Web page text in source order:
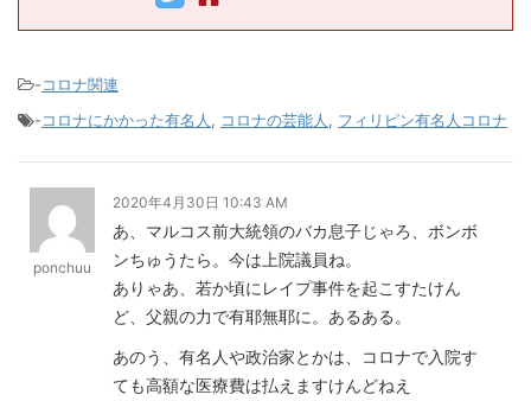
-コロナ関連
-コロナにかかった有名人 , コロナの芸能人 , フィリピン有名人コロナ
ponchuu
2020年4月30日 10:43 AM
あ、マルコス前大統領のバカ息子じゃろ、ボンボ
ンちゅうたら。今は上院議員ね。
ありゃあ、若か頃にレイプ事件を起こすたけん
ど、父親の力で有耶無耶に。あるある。
あのう、有名人や政治家とかは、コロナで入院す
ても高額な医療費は払えますけんどねえ